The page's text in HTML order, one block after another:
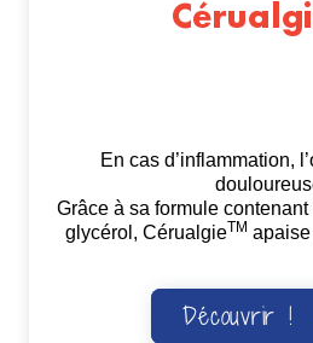
En cas d’inflammation,
Grâce à sa formule
glycérol, CérualgieTM apaise
Découvrir !